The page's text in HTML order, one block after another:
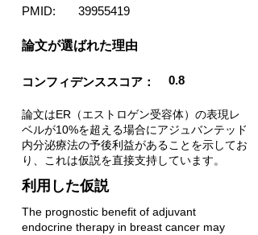
PMID: 39955419
​論文が選ばれた理由
コンフィデンススコア： 0.8
論文はER（エストロゲン受容体）の表現レ
ベルが10%を超える場合にアジュバンテッド
内分泌療法の予後利益があることを示してお
り、これは仮説を直接支持しています。
利用した仮説
The prognostic benefit of adjuvant
endocrine therapy in breast cancer may